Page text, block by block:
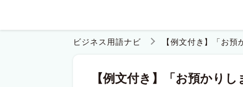
ビジネス用語ナビ 【例文付き】「お
【例文付き】「お預かり